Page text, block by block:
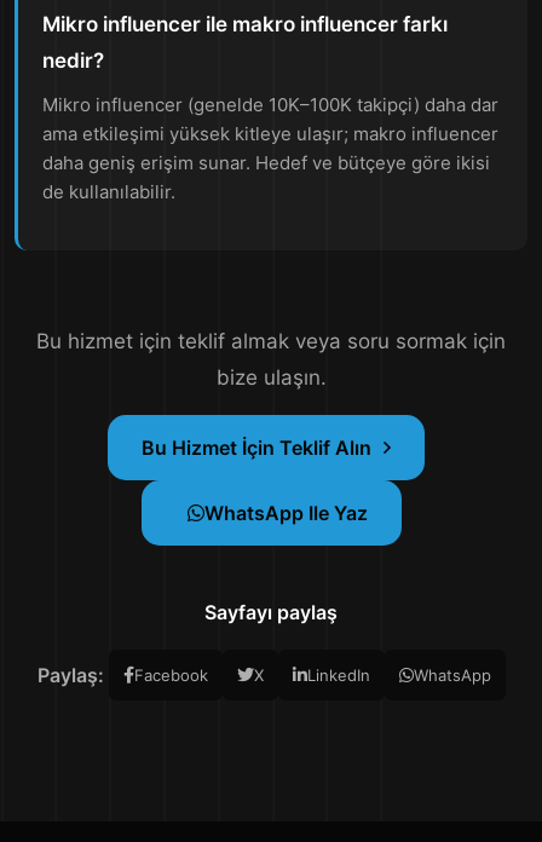
Mikro influencer ile makro influencer farkı
nedir?
Mikro influencer (genelde 10K–100K takipçi) daha dar
ama etkileşimi yüksek kitleye ulaşır; makro influencer
daha geniş erişim sunar. Hedef ve bütçeye göre ikisi
de kullanılabilir.
Bu hizmet için teklif almak veya soru sormak için
bize ulaşın.
Bu Hizmet İçin Teklif Alın
WhatsApp Ile Yaz
Sayfayı paylaş
Paylaş: Facebook X LinkedIn WhatsApp